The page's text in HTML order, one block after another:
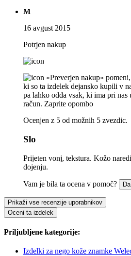
M
16 avgust 2015
Potrjen nakup
»Preverjen nakup«
ki so ta izdelek dejansko kupili v
pa lahko odda vsak, ki ima pri nas
račun. Zaprite opombo
Ocenjen z 5 od možnih 5 zvezdic.
Slo
Prijeten vonj, tekstura. Kožo
dojenju.
Vam je bila ta ocena v pomoč? Da
Prikaži vse recenzije uporabnikov
Oceni ta izdelek
Priljubljene kategorije:
Izdelki za nego kože znamke